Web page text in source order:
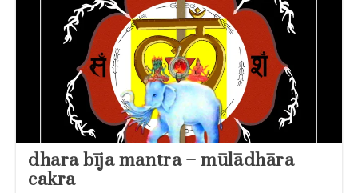
dhara bīja mantra – mūlādhāra
cakra